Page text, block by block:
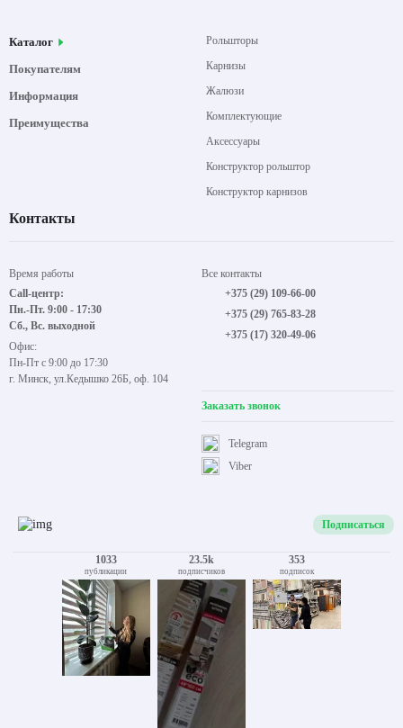
Каталог
Покупателям
Информация
Преимущества
Рольшторы
Карнизы
Жалюзи
Комплектующие
Аксессуары
Конструктор рольштор
Конструктор карнизов
Контакты
Время работы
Call-центр:
Пн.-Пт. 9:00 - 17:30
Сб., Вс. выходной
Офис:
Пн-Пт с 9:00 до 17:30
г. Минск, ул.Кедышко 26Б, оф. 104
Все контакты
+375 (29) 109-66-00
+375 (29) 765-83-28
+375 (17) 320-49-06
Заказать звонок
Viber
Telegram
Подписаться
1033
публикации
23.5k
подписчиков
353
подписок